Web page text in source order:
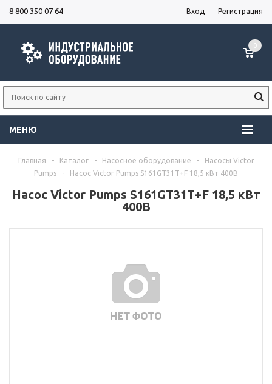
8 800 350 07 64 Вход Регистрация
МЕНЮ
0
Главная - Каталог - Насосное оборудование -
Насосы Victor
Pumps
- Насос Victor Pumps S161GT31T+F 18,5 кВт 400В
Насос Victor Pumps S161GT31T+F 18,5 кВт
400В